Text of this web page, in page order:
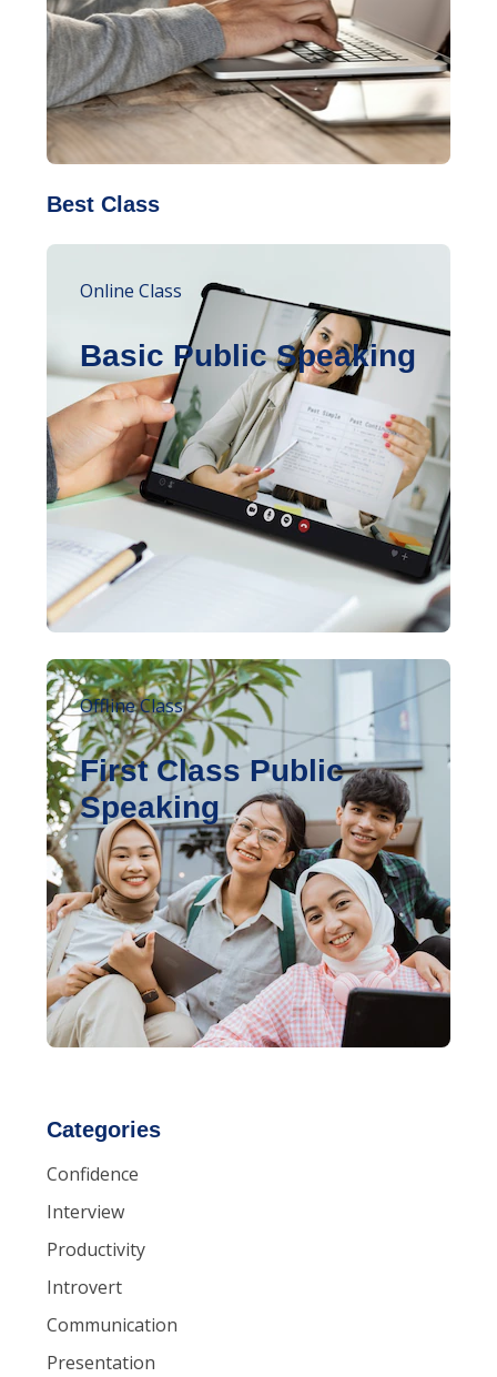
Categories
Confidence
Interview
Productivity
Introvert
Communication
Presentation
Best Class
Online Class
Basic Public Speaking
Offline Class
First Class Public
Speaking